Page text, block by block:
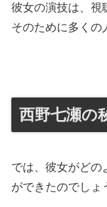
彼女の演技は、視
そのために多くの
西野七瀬の
では、彼女がどの
ができたのでしょ